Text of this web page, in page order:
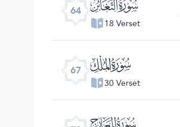
64
18 Verset
67 ﯰ
30 Verset